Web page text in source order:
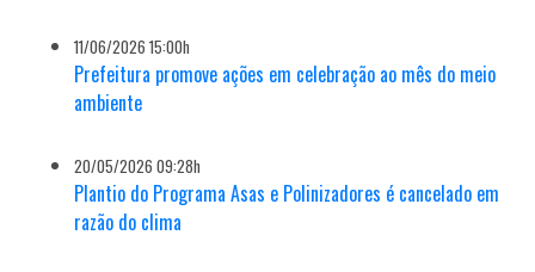
11/06/2026 15:00h
Prefeitura promove ações em celebração ao mês do meio
ambiente
20/05/2026 09:28h
Plantio do Programa Asas e Polinizadores é cancelado em
razão do clima